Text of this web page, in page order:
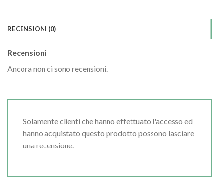
RECENSIONI (0)
Recensioni
Ancora non ci sono recensioni.
Solamente clienti che hanno effettuato l'accesso ed
hanno acquistato questo prodotto possono lasciare
una recensione.